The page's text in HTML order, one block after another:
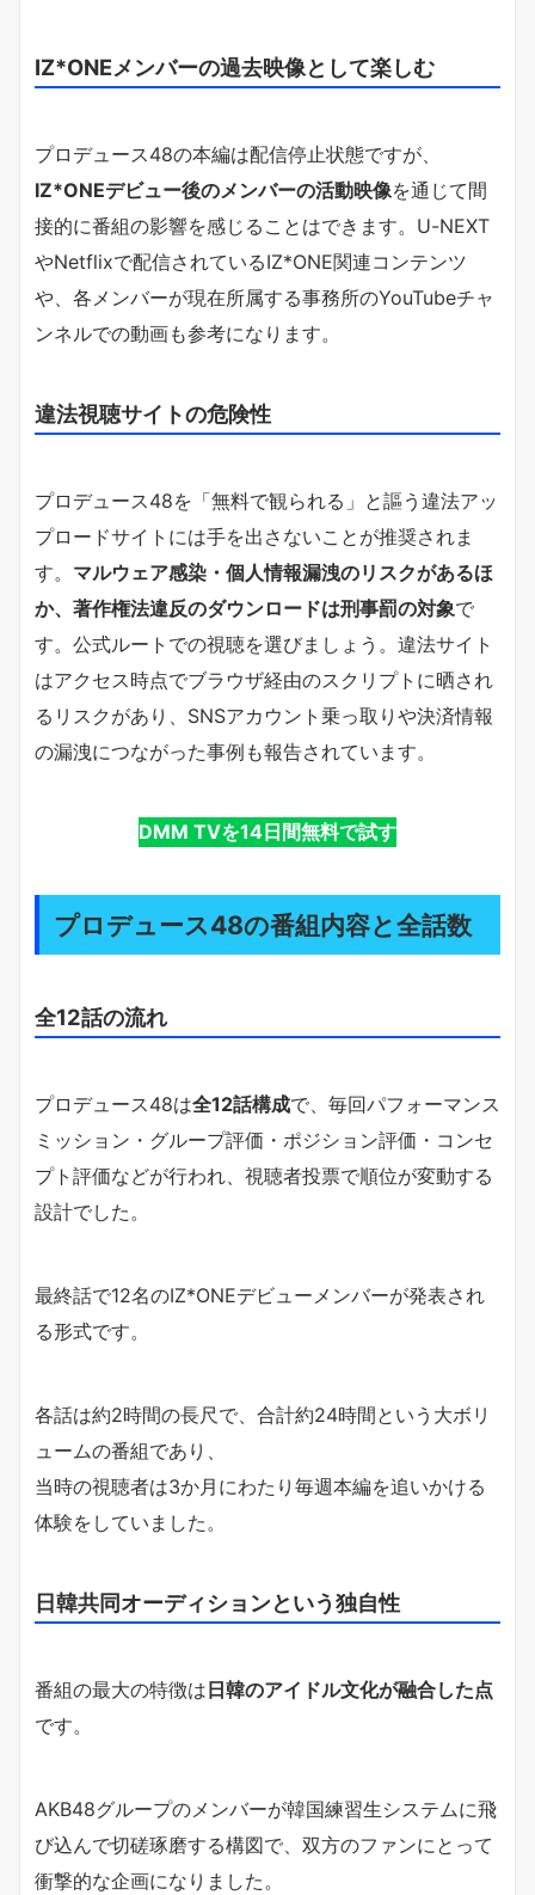
IZ*ONEメンバーの過去映像として楽しむ
プロデュース48の本編は配信停止状態ですが、
IZ*ONEデビュー後のメンバーの活動映像を通じて間
接的に番組の影響を感じることはできます。U-NEXT
やNetflixで配信されているIZ*ONE関連コンテンツ
や、各メンバーが現在所属する事務所のYouTubeチャ
ンネルでの動画も参考になります。
違法視聴サイトの危険性
プロデュース48を「無料で観られる」と謳う違法アッ
プロードサイトには手を出さないことが推奨されま
す。 マルウェア感染・個人情報漏洩のリスクがあるほ
か、著作権法違反のダウンロードは刑事罰の対象で
す。公式ルートでの視聴を選びましょう。違法サイト
はアクセス時点でブラウザ経由のスクリプトに晒され
るリスクがあり、SNSアカウント乗っ取りや決済情報
の漏洩につながった事例も報告されています。
DMM TVを14日間無料で試す
プロデュース48の番組内容と全話数
全12話の流れ
プロデュース48は全12話構成で、毎回パフォーマンス
ミッション・グループ評価・ポジション評価・コンセ
プト評価などが行われ、視聴者投票で順位が変動する
設計でした。
最終話で12名のIZ*ONEデビューメンバーが発表され
る形式です。
各話は約2時間の長尺で、合計約24時間という大ボリ
ュームの番組であり、
当時の視聴者は3か月にわたり毎週本編を追いかける
体験をしていました。
日韓共同オーディションという独自性
番組の最大の特徴は 日韓のアイドル文化が融合した点
です。
AKB48グループのメンバーが韓国練習生システムに飛
び込んで切磋琢磨する構図で、双方のファンにとって
衝撃的な企画になりました。